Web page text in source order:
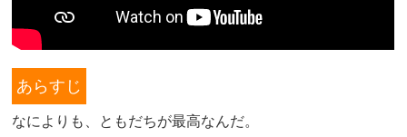
あらすじ
なによりも、ともだちが最高なんだ。